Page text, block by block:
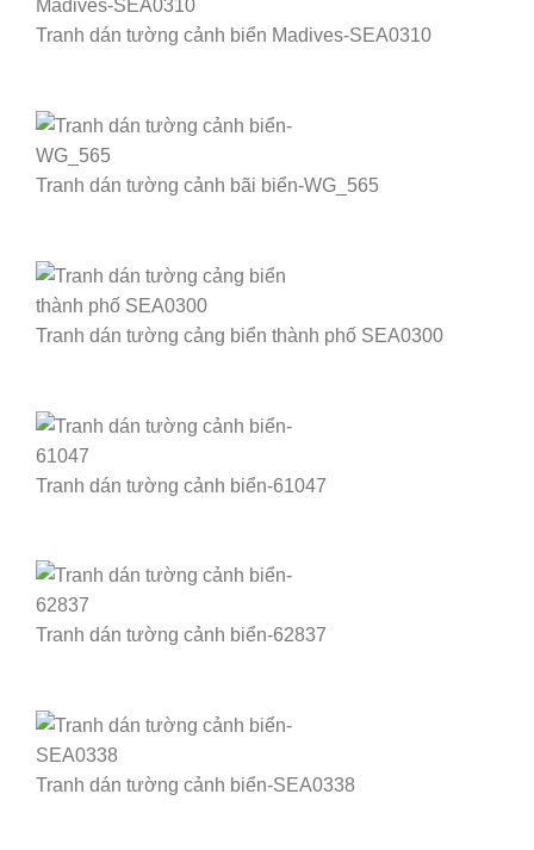
Tranh dán tường cảnh biển Madives-SEA0310
Tranh dán tường cảnh bãi biển-WG_565
Tranh dán tường cảng biển thành phố SEA0300
Tranh dán tường cảnh biển-61047
Tranh dán tường cảnh biển-62837
Tranh dán tường cảnh biển-SEA0338